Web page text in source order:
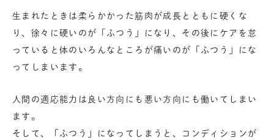
生まれたときは柔らかかった筋肉が成長とともに硬くな
り、徐々に硬いのが「ふつう」になり、その後にケアを怠
っていると体のいろんなところが痛いのが「ふつう」にな
ってしまいます。
人間の適応能力は良い方向にも悪い方向にも働いてしまい
ます。
そして、「ふつう」になってしまうと、コンディションが